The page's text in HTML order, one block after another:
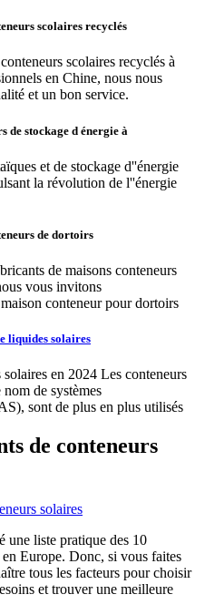
scolaires recyclés
scolaires recyclés à
en Chine, nous nous
et un bon service.
de stockage d énergie à
et de stockage d''énergie
la révolution de l''énergie
de dortoirs
de maisons conteneurs
vous invitons
conteneur pour dortoirs
liquides solaires
en 2024 Les conteneurs
de systèmes
sont de plus en plus utilisés
de conteneurs
une liste pratique des 10
Europe. Donc, si vous faites
tous les facteurs pour choisir
et trouver une meilleure